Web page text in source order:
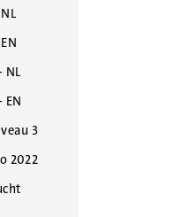
NL
EN
3
2022